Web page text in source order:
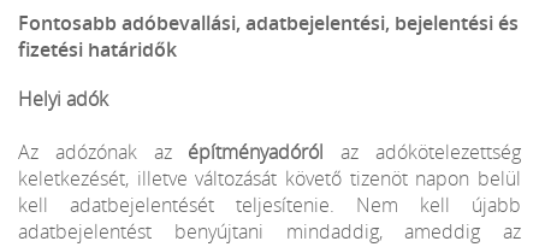
Fontosabb adóbevallási, adatbejelentési, bejelentési és
fizetési határidők
Helyi adók
Az adózónak az építményadóról az adókötelezettség
keletkezését, illetve változását követő tizenöt napon belül
kell adatbejelentését teljesítenie. Nem kell újabb
adatbejelentést benyújtani mindaddig, ameddig az